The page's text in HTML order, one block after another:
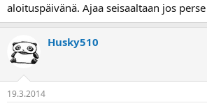
aloituspäivänä. Ajaa seisaaltaan jos
Husky510
19.3.2014